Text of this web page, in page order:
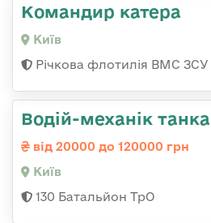
Командир катера
Київ
Річкова флотилія ВМС ЗСУ
Водій-механік танка
від 20000 до 120000 грн
Київ
130 Батальйон ТрО